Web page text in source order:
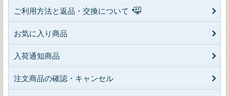
ご利用方法と返品・交換について
お気に入り商品
入荷通知商品
注文商品の確認・キャンセル